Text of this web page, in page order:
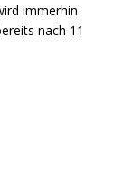
immerhin
nach 11